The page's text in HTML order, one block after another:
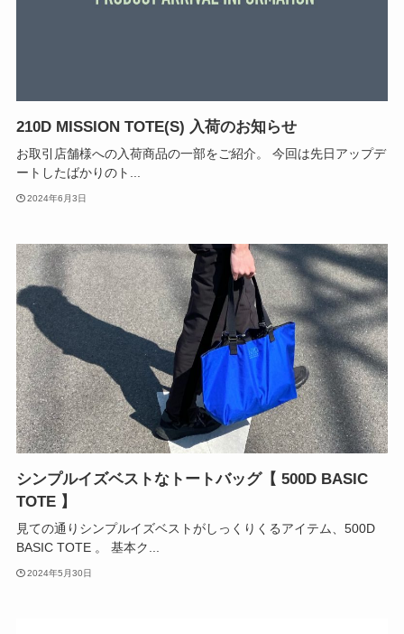
210D MISSION TOTE(S) 入荷のお知らせ
お取引店舗様への入荷商品の一部をご紹介。 今回は先日アップデ
ートしたばかりのト...
2024年6月3日
シンプルイズベストなトートバッグ【 500D BASIC
TOTE 】
見ての通りシンプルイズベストがしっくりくるアイテム、500D
BASIC TOTE 。 基本ク...
2024年5月30日